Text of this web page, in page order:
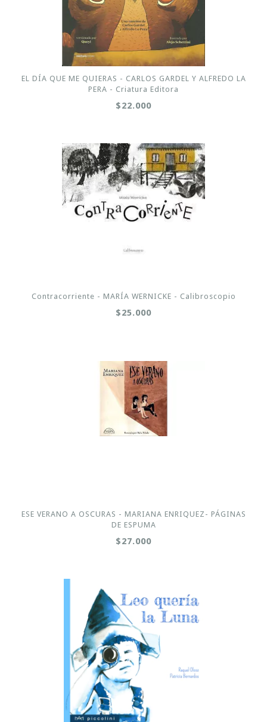
EL DÍA QUE ME QUIERAS - CARLOS GARDEL Y ALFREDO LA
PERA - Criatura Editora
$22.000
Contracorriente - MARÍA WERNICKE - Calibroscopio
$25.000
ESE VERANO A OSCURAS - MARIANA ENRIQUEZ- PÁGINAS
DE ESPUMA
$27.000